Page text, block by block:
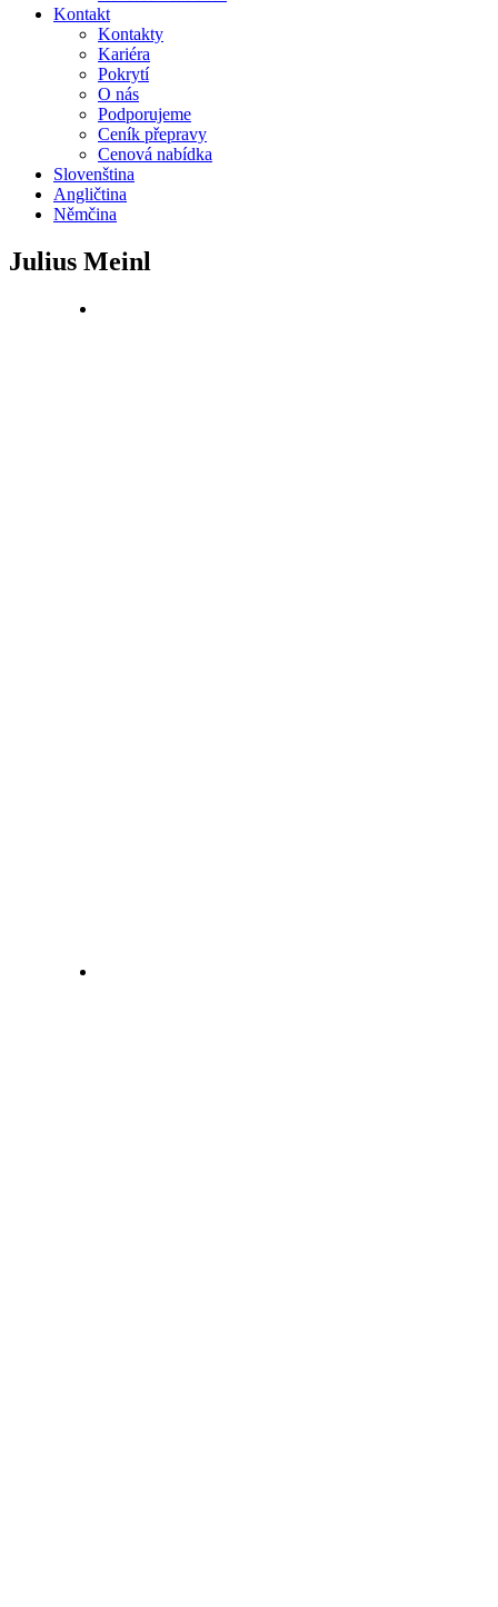
Kontakt
Kontakty
Kariéra
Pokrytí
O nás
Podporujeme
Ceník přepravy
Cenová nabídka
Slovenština
Angličtina
Němčina
Julius Meinl